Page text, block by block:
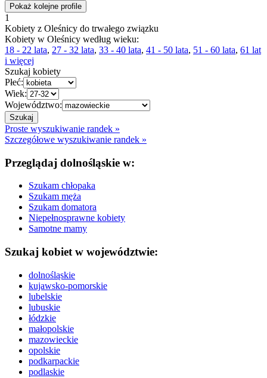
Pokaż kolejne profile
1
Kobiety z Oleśnicy do trwałego związku
Kobiety w Oleśnicy według wieku:
18 - 22 lata, 27 - 32 lata, 33 - 40 lata, 41 - 50 lata, 51 - 60 lata, 61 lat
i więcej
Szukaj kobiety
Płeć:
Wiek:
Województwo:
Proste wyszukiwanie randek »
Szczegółowe wyszukiwanie randek »
Przeglądaj dolnośląskie w:
Szukam chłopaka
Szukam męża
Szukam domatora
Niepełnosprawne kobiety
Samotne mamy
Szukaj kobiet w województwie:
dolnośląskie
kujawsko-pomorskie
lubelskie
lubuskie
łódzkie
małopolskie
mazowieckie
opolskie
podkarpackie
podlaskie